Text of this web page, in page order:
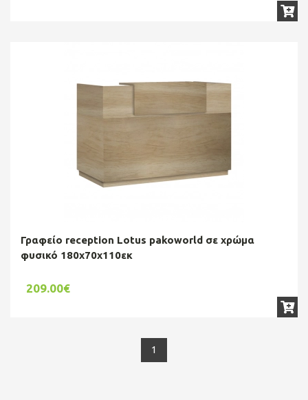
Γραφείο reception Lotus pakoworld σε χρώμα
φυσικό 180x70x110εκ
209.00€
1